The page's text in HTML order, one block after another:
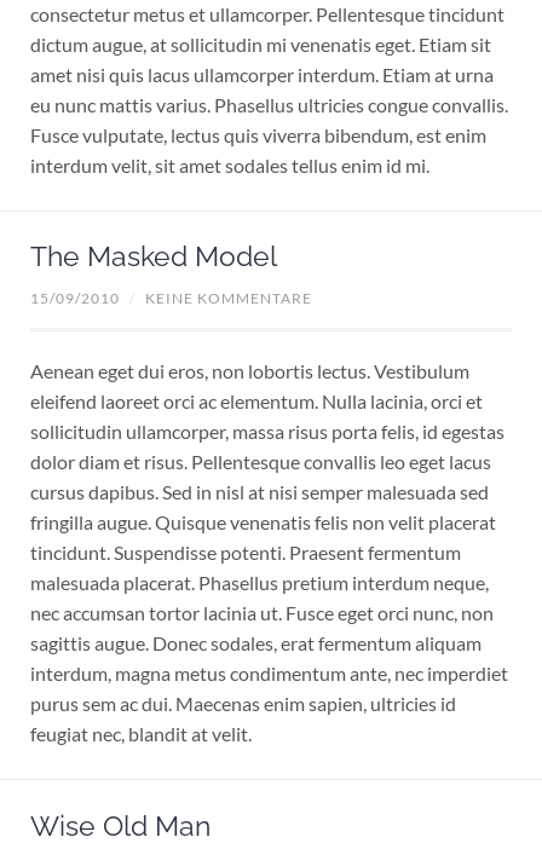
consectetur metus et ullamcorper. Pellentesque tincidunt
dictum augue, at sollicitudin mi venenatis eget. Etiam sit
amet nisi quis lacus ullamcorper interdum. Etiam at urna
eu nunc mattis varius. Phasellus ultricies congue convallis.
Fusce vulputate, lectus quis viverra bibendum, est enim
interdum velit, sit amet sodales tellus enim id mi.
The Masked Model
15/09/2010 / KEINE KOMMENTARE
Aenean eget dui eros, non lobortis lectus. Vestibulum
eleifend laoreet orci ac elementum. Nulla lacinia, orci et
sollicitudin ullamcorper, massa risus porta felis, id egestas
dolor diam et risus. Pellentesque convallis leo eget lacus
cursus dapibus. Sed in nisl at nisi semper malesuada sed
fringilla augue. Quisque venenatis felis non velit placerat
tincidunt. Suspendisse potenti. Praesent fermentum
malesuada placerat. Phasellus pretium interdum neque,
nec accumsan tortor lacinia ut. Fusce eget orci nunc, non
sagittis augue. Donec sodales, erat fermentum aliquam
interdum, magna metus condimentum ante, nec imperdiet
purus sem ac dui. Maecenas enim sapien, ultricies id
feugiat nec, blandit at velit.
Wise Old Man